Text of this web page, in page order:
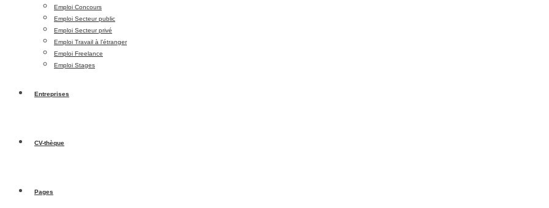
Emploi Concours
Emploi Secteur public
Emploi Secteur privé
Emploi Travail à l’étranger
Emploi Freelance
Emploi Stages
Entreprises
CV-thèque
Pages